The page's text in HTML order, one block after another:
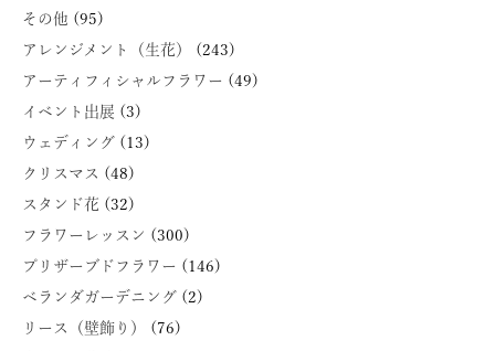
その他 (95)
アレンジメント（生花）
(243)
アーティフィシャルフラワー (49)
イベント出展 (3)
ウェディング (13)
クリスマス (48)
スタンド花 (32)
フラワーレッスン (300)
プリザーブドフラワー (146)
ベランダガーデニング (2)
リース（壁飾り）
(76)